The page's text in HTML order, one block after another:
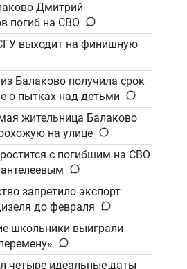
Дмитрий
погиб на СВО
выходит на финишную
Балаково получила срок
о пытках над детьми
жительница Балаково
на улице
с погибшим на СВО
запретило экспорт
до февраля
школьники выиграли
четыре идеальные даты